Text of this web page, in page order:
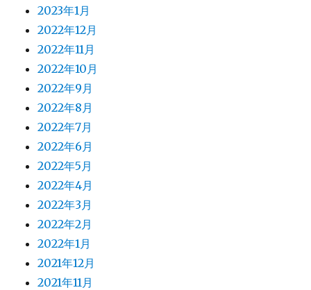
2023年1月
2022年12月
2022年11月
2022年10月
2022年9月
2022年8月
2022年7月
2022年6月
2022年5月
2022年4月
2022年3月
2022年2月
2022年1月
2021年12月
2021年11月